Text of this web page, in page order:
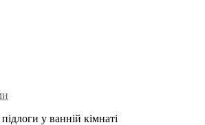
у ванній кімнаті